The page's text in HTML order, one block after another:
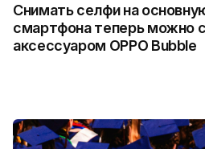
Снимать селфи на
смартфона теперь можно с
аксессуаром OPPO Bubble